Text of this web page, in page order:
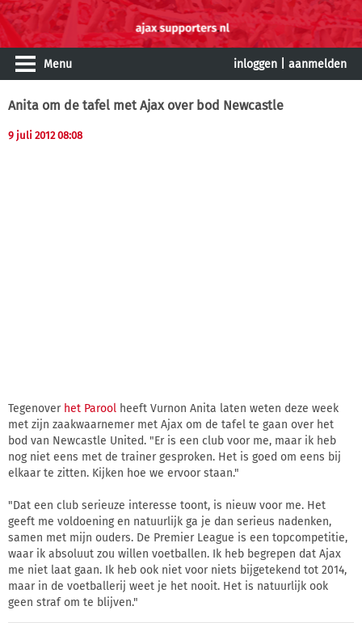
Menu inloggen aanmelden
Anita om de tafel met Ajax over bod Newcastle
9 juli 2012 08:08
Tegenover het Parool heeft Vurnon Anita laten weten deze week
met zijn zaakwaarnemer met Ajax om de tafel te gaan over het
bod van Newcastle United. "Er is een club voor me, maar ik heb
nog niet eens met de trainer gesproken. Het is goed om eens bij
elkaar te zitten. Kijken hoe we ervoor staan."
"Dat een club serieuze interesse toont, is nieuw voor me. Het
geeft me voldoening en natuurlijk ga je dan serieus nadenken,
samen met mijn ouders. De Premier League is een topcompetitie,
waar ik absoluut zou willen voetballen. Ik heb begrepen dat Ajax
me niet laat gaan. Ik heb ook niet voor niets bijgetekend tot 2014,
maar in de voetballerij weet je het nooit. Het is natuurlijk ook
geen straf om te blijven."